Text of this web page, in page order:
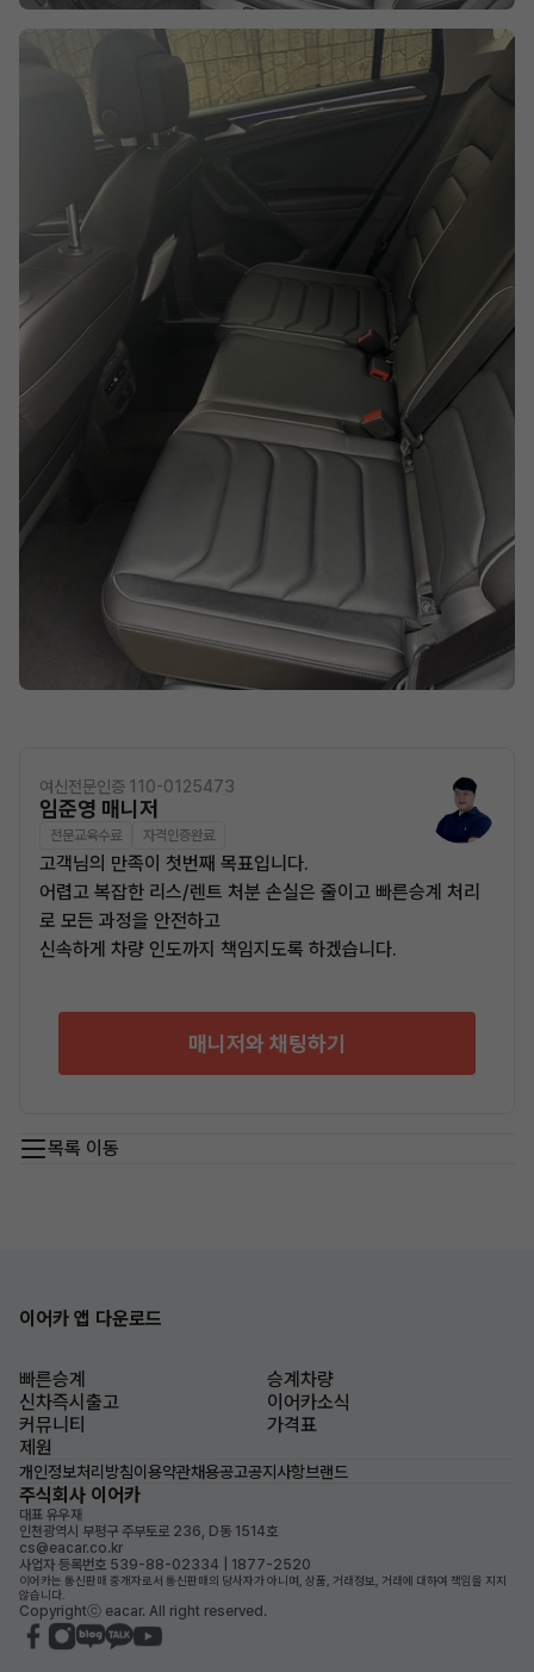
여신전문인증 110-0125473
임준영 매니저
전문교육수료 자격인증완료
고객님의 만족이 첫번째 목표입니다.
어렵고 복잡한 리스/렌트 처분 손실은 줄이고 빠른승계 처리
로 모든 과정을 안전하고
신속하게 차량 인도까지 책임지도록 하겠습니다.
매니저와 채팅하기
목록 이동
이어카 앱 다운로드
빠른승계
승계차량
신차즉시출고
이어카소식
커뮤니티
가격표
제원
개인정보처리방침이용약관채용공고공지사항브랜드
주식회사 이어카
대표 유우재
인천광역시 부평구 주부토로 236, D동 1514호
cs@eacar.co.kr
사업자 등록번호 539-88-02334 | 1877-2520
이어카는 통신판매 중개자로서 통신판매의 당사자가 아니며, 상품, 거래정보, 거래에 대하여 책임을 지지
않습니다.
Copyrightⓒ eacar. All right reserved.